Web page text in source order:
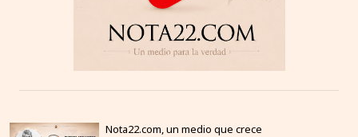
Nota22.com, un medio que crece